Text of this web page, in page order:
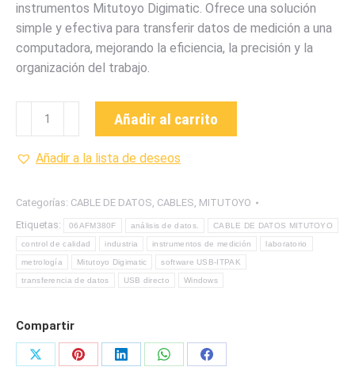
instrumentos Mitutoyo Digimatic. Ofrece una solución
simple y efectiva para transferir datos de medición a una
computadora, mejorando la eficiencia, la precisión y la
organización del trabajo.
06AFM380F
DE
cantidad
Añadir al carrito
Añadir a la lista de deseos
Categorías: CABLE DE DATOS, CABLES, MITUTOYO
Etiquetas:
06AFM380F análisis de datos. CABLE DE DATOS MITUTOYO
control de calidad industria instrumentos de medición laboratorio
metrología Mitutoyo Digimatic software USB-ITPAK
transferencia de datos USB directo Windows
Compartir
Share
Share
Share
Share
Share